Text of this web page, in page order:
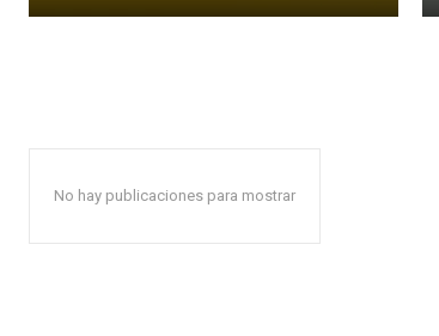
No hay publicaciones para mostrar